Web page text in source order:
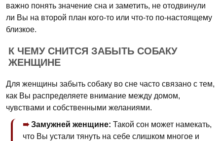
важно понять значение сна и заметить, не отодвинули
ли Вы на второй план кого-то или что-то по-настоящему
близкое.
К ЧЕМУ СНИТСЯ ЗАБЫТЬ СОБАКУ
ЖЕНЩИНЕ
Для женщины забыть собаку во сне часто связано с тем,
как Вы распределяете внимание между домом,
чувствами и собственными желаниями.
Замужней женщине: Такой сон может намекать,
что Вы устали тянуть на себе слишком многое и